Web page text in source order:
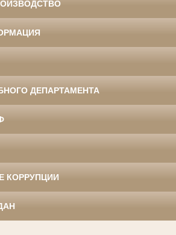
ДЕПАРТАМЕНТА
КОРРУПЦИИ